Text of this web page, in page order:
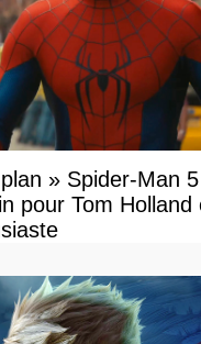
» Spider-Man
pour Tom Holland